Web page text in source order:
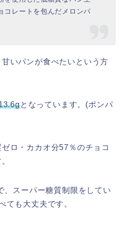
コレートを包んだメロンパ
いパンが食べたいという方
となっています。(ポンパ
ロ・カカオ分57％のチョコ
、スーパー糖質制限をしてい
ても大丈夫です。